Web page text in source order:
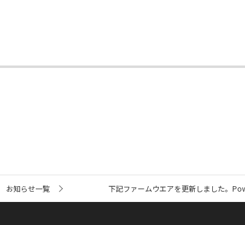
お知らせ一覧 下記ファームウエアを更新しました。